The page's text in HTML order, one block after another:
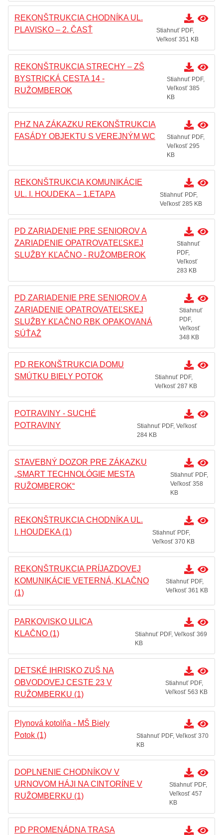
REKONŠTRUKCIA CHODNÍKA UL.
PLAVISKO – 2. ČASŤ
Stiahnuť PDF,
Veľkosť 351 KB
REKONŠTRUKCIA STRECHY – ZŠ
BYSTRICKÁ CESTA 14 -
RUŽOMBEROK
Stiahnuť PDF,
Veľkosť 385
KB
PHZ NA ZÁKAZKU REKONŠTRUKCIA
FASÁDY OBJEKTU S VEREJNÝM WC
Stiahnuť PDF,
Veľkosť 295
KB
REKONŠTRUKCIA KOMUNIKÁCIE
UL. I. HOUDEKA – 1.ETAPA
Stiahnuť PDF,
Veľkosť 285 KB
PD ZARIADENIE PRE SENIOROV A
ZARIADENIE OPATROVATEĽSKEJ
SLUŽBY KĽAČNO - RUŽOMBEROK
Stiahnuť
PDF,
Veľkosť
283 KB
PD ZARIADENIE PRE SENIOROV A
ZARIADENIE OPATROVATEĽSKEJ
SLUŽBY KĽAČNO RBK OPAKOVANÁ
SÚŤAŽ
Stiahnuť
PDF,
Veľkosť
348 KB
PD REKONŠTRUKCIA DOMU
SMÚTKU BIELY POTOK
Stiahnuť PDF,
Veľkosť 287 KB
POTRAVINY - SUCHÉ
POTRAVINY
Stiahnuť PDF, Veľkosť
284 KB
STAVEBNÝ DOZOR PRE ZÁKAZKU
„SMART TECHNOLÓGIE MESTA
RUŽOMBEROK“
Stiahnuť PDF,
Veľkosť 358
KB
REKONŠTRUKCIA CHODNÍKA UL.
I. HOUDEKA (1)
Stiahnuť PDF,
Veľkosť 370 KB
REKONŠTRUKCIA PRÍJAZDOVEJ
KOMUNIKÁCIE VETERNÁ, KLAČNO
(1)
Stiahnuť PDF,
Veľkosť 361 KB
PARKOVISKO ULICA
KLAČNO (1)
Stiahnuť PDF, Veľkosť 369
KB
DETSKÉ IHRISKO ZUŠ NA
OBVODOVEJ CESTE 23 V
RUŽOMBERKU (1)
Stiahnuť PDF,
Veľkosť 563 KB
Plynová kotolňa - MŠ Biely
Potok (1)
Stiahnuť PDF, Veľkosť 370
KB
DOPLNENIE CHODNÍKOV V
URNOVOM HÁJI NA CINTORÍNE V
RUŽOMBERKU (1)
Stiahnuť PDF,
Veľkosť 457
KB
PD PROMENÁDNA TRASA